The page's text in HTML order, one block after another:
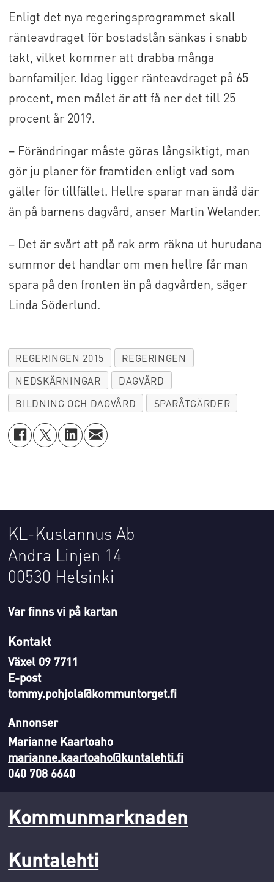
Enligt det nya regeringsprogrammet skall
ränteavdraget för bostadslån sänkas i snabb
takt, vilket kommer att drabba många
barnfamiljer. Idag ligger ränteavdraget på 65
procent, men målet är att få ner det till 25
procent år 2019.
– Förändringar måste göras långsiktigt, man
gör ju planer för framtiden enligt vad som
gäller för tillfället. Hellre sparar man ändå där
än på barnens dagvård, anser Martin Welander.
– Det är svårt att på rak arm räkna ut hurudana
summor det handlar om men hellre får man
spara på den fronten än på dagvården, säger
Linda Söderlund.
REGERINGEN 2015
REGERINGEN
NEDSKÄRNINGAR
DAGVÅRD
BILDNING OCH DAGVÅRD
SPARÅTGÄRDER
KL-Kustannus Ab
Andra Linjen 14
00530 Helsinki
Var finns vi på kartan
Kontakt
Växel 09 7711
E-post
tommy.pohjola@kommuntorget.fi
Annonser
Marianne Kaartoaho
marianne.kaartoaho@kuntalehti.fi
040 708 6640
Kommunmarknaden
Kuntalehti